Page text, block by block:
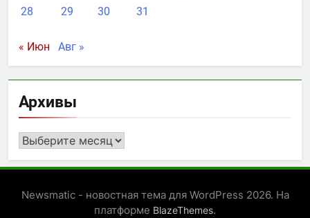
28
29 30 31
« Июн Авг »
Архивы
Архивы
Newsmatic - новостная тема для WordPress 2026. На
платформе BlazeThemes.